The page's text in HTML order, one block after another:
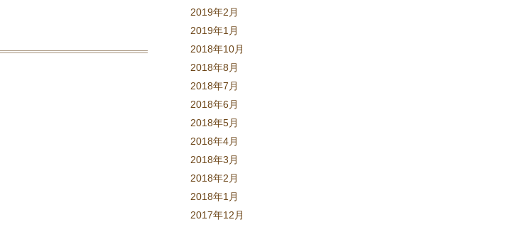
2019年2月
2019年1月
2018年10月
2018年8月
2018年7月
2018年6月
2018年5月
2018年4月
2018年3月
2018年2月
2018年1月
2017年12月